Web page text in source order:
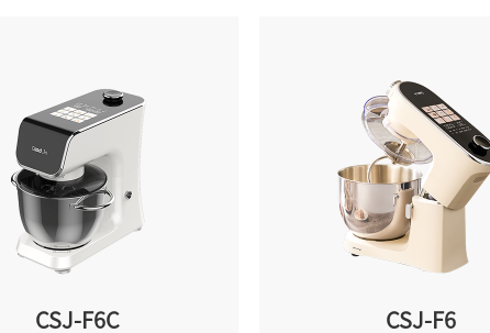
CSJ-F6C CSJ-F6